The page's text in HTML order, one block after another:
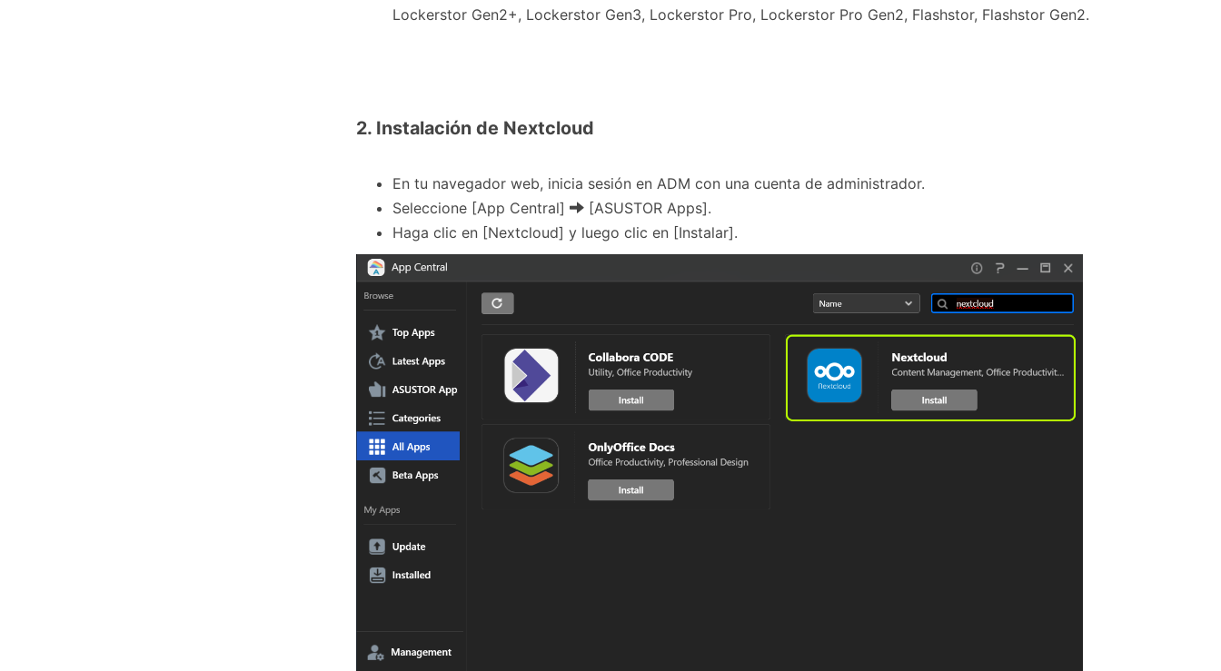
Lockerstor Gen2+, Lockerstor Gen3, Lockerstor Pro, Lockerstor Pro Gen2, Flashstor, Flashstor Gen2.
2. Instalación de Nextcloud
En tu navegador web, inicia sesión en ADM con una cuenta de administrador.
Seleccione [App Central]
[ASUSTOR Apps].
Haga clic en [Nextcloud] y luego clic en [Instalar].